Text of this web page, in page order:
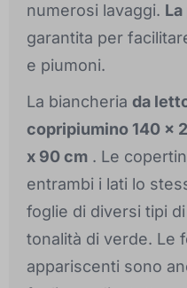
numerosi lavaggi.
garantita per
e piumoni.
La biancheria da
copripiumino 140 x
x 90 cm . Le
entrambi i lati lo
foglie di diversi tipi
tonalità di verde. Le
appariscenti sono